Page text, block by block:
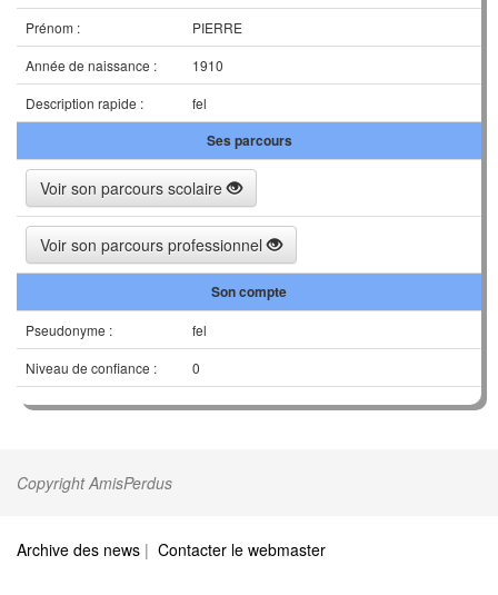
Prénom :
PIERRE
Année de naissance :
1910
Description rapide :
fel
Ses parcours
Voir son parcours scolaire
Voir son parcours professionnel
Son compte
Pseudonyme :
fel
Niveau de confiance :
0
Copyright AmisPerdus
Archive des news | Contacter le webmaster